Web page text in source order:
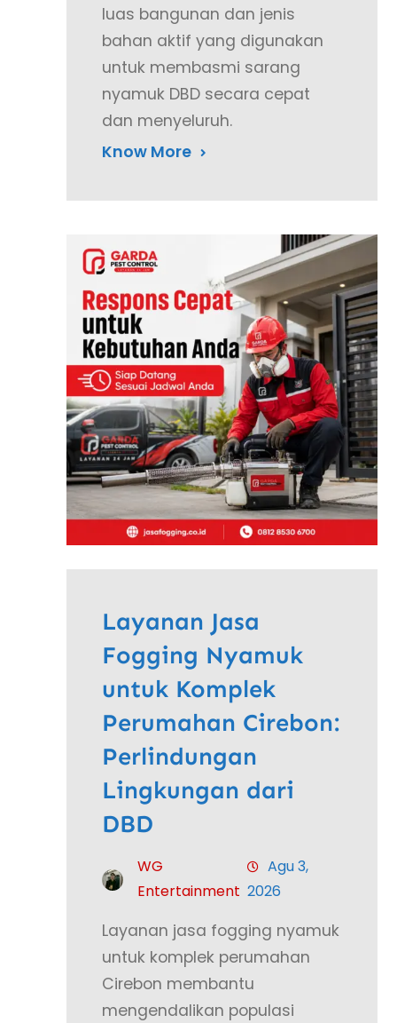
luas bangunan dan jenis
bahan aktif yang digunakan
untuk membasmi sarang
nyamuk DBD secara cepat
dan menyeluruh.
Know More
Layanan Jasa
Fogging Nyamuk
untuk Komplek
Perumahan Cirebon:
Perlindungan
Lingkungan dari
DBD
WG
Entertainment
Agu 3,
2026
Layanan jasa fogging nyamuk
untuk komplek perumahan
Cirebon membantu
mengendalikan populasi